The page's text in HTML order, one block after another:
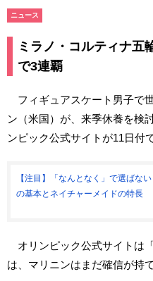
ニュース
ミラノ・コルティナ五
で3連覇
フィギュアスケート男子で
ン（米国）が、来季休養を検
ンピック公式サイトが11日付
【注目】「なんとなく」で選ばな
の基本とネイチャーメイドの特長
オリンピック公式サイトは
は、マリニンはまだ確信が持